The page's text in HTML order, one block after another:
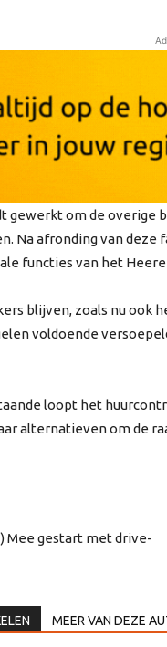
gewerkt om de overige
Na afronding van deze
functies van het
blijven, zoals nu ook
voldoende
loopt het
alternatieven om de
Mee gestart met drive-
MEER VAN DEZE